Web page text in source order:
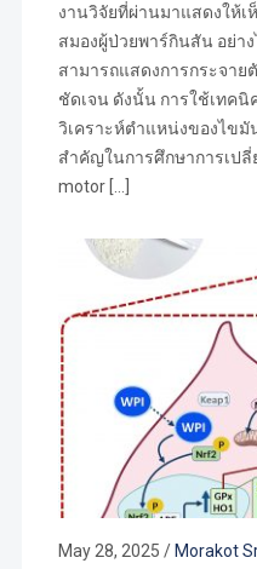
งานวิจัยที่ผ่านมาแสดงให้
สมองผู้ป่วยพาร์กินสัน อย่า
สามารถแสดงการกระจาย
ชัดเจน ดังนั้น การใช้เทคนิ
วิเคราะห์ตำแหน่งของไขมั
สำคัญในการศึกษาการเป
motor […]
May 28, 2025 / Morakot